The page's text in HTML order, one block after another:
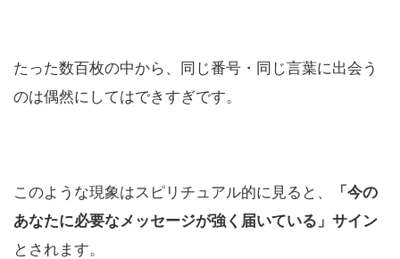
たった数百枚の中から、同じ番号・同じ言葉に出会う
のは偶然にしてはできすぎです。
このような現象はスピリチュアル的に見ると、
「今の
あなたに必要なメッセージが強く届いている」サイン
とされます。